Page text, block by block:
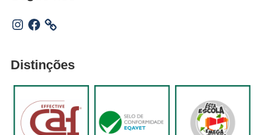
Instagram
Facebook
Distinções